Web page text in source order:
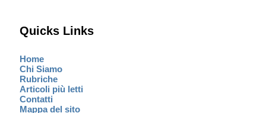
Quicks Links
Home
Chi Siamo
Rubriche
Articoli più letti
Contatti
Mappa del sito